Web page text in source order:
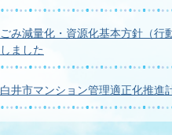
ごみ減量化・資源化基本方針（行
しました
白井市マンション管理適正化推進